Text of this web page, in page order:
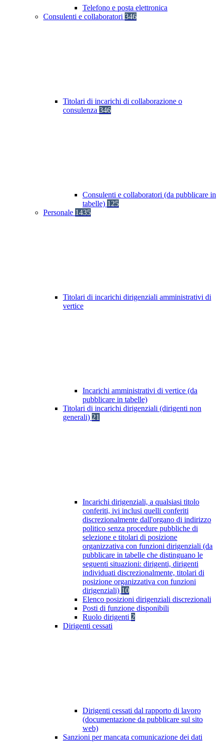
Telefono e posta elettronica
Consulenti e collaboratori 346
Titolari di incarichi di collaborazione o
consulenza 346
Consulenti e collaboratori (da pubblicare in
tabelle) 125
Personale 1435
Titolari di incarichi dirigenziali amministrativi di
vertice
Incarichi amministrativi di vertice (da
pubblicare in tabelle)
Titolari di incarichi dirigenziali (dirigenti non
generali) 21
Incarichi dirigenziali, a qualsiasi titolo
conferiti, ivi inclusi quelli conferiti
discrezionalmente dall'organo di indirizzo
politico senza procedure pubbliche di
selezione e titolari di posizione
organizzativa con funzioni dirigenziali (da
pubblicare in tabelle che distinguano le
seguenti situazioni: dirigenti, dirigenti
individuati discrezionalmente, titolari di
posizione organizzativa con funzioni
dirigenziali) 10
Elenco posizioni dirigenziali discrezionali
Posti di funzione disponibili
Ruolo dirigenti 2
Dirigenti cessati
Dirigenti cessati dal rapporto di lavoro
(documentazione da pubblicare sul sito
web)
Sanzioni per mancata comunicazione dei dati